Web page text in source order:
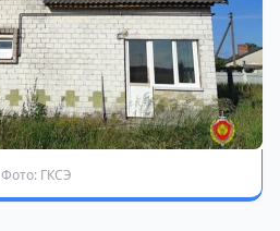
Фото: ГКСЭ